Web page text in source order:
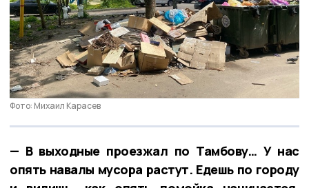
Фото: Михаил Карасев
— В выходные проезжал по Тамбову… У нас
опять навалы мусора растут. Едешь по городу